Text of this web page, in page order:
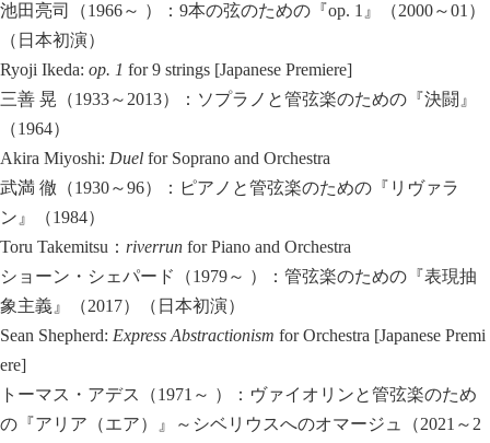
池田亮司（1966～ ）：9本の弦のための『op. 1』（2000～01）
（日本初演）
Ryoji Ikeda: op. 1 for 9 strings [Japanese Premiere]
三善 晃（1933～2013）：ソプラノと管弦楽のための『決闘』
（1964）
Akira Miyoshi: Duel for Soprano and Orchestra
武満 徹（1930～96）：ピアノと管弦楽のための『リヴァラ
ン』（1984）
Toru Takemitsu： riverrun for Piano and Orchestra
ショーン・シェパード（1979～ ）：管弦楽のための『表現抽
象主義』（2017）（日本初演）
Sean Shepherd: Express Abstractionism for Orchestra [Japanese Premi
ere]
トーマス・アデス（1971～ ）：ヴァイオリンと管弦楽のため
の『アリア（エア）』～シベリウスへのオマージュ（2021～2